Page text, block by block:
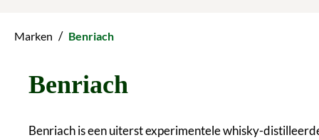
Marken / Benriach
Benriach
Benriach is een uiterst experimentele whisky-